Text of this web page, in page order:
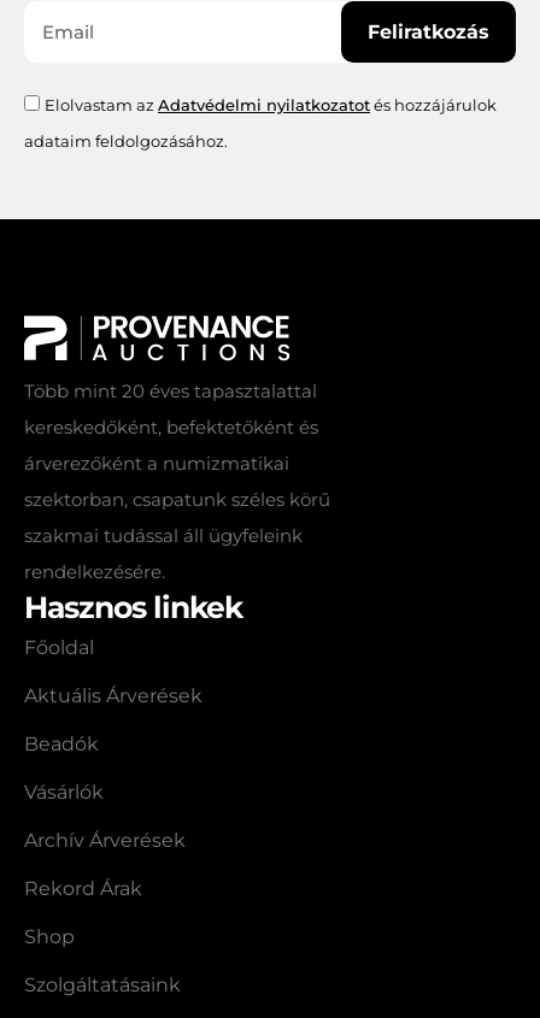
Elolvastam az Adatvédelmi nyilatkozatotés hozzájárulok
adataim feldolgozásához.
Feliratkozás
Több mint 20 éves tapasztalattal
kereskedőként, befektetőként és
árverezőként a numizmatikai
szektorban, csapatunk széles körű
szakmai tudással áll ügyfeleink
rendelkezésére.
Hasznos linkek
Főoldal
Aktuális Árverések
Beadók
Vásárlók
Archív Árverések
Rekord Árak
Shop
Szolgáltatásaink